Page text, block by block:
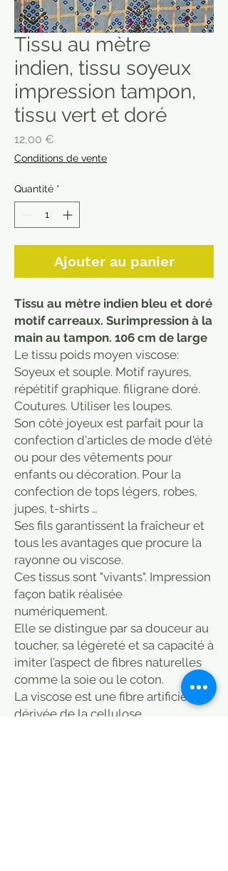
Tissu au mètre
indien, tissu soyeux
impression tampon,
tissu vert et doré
12,00 €
Conditions de vente
Quantité *
Ajouter au panier
Tissu au mètre indien bleu et doré
motif carreaux. Surimpression à la
main au tampon. 106 cm de large
Le tissu poids moyen viscose:
Soyeux et souple. Motif rayures,
répétitif graphique. filigrane doré.
Coutures. Utiliser les loupes.
Son côté joyeux est parfait pour la
confection d'articles de mode d'été
ou pour des vêtements pour
enfants ou décoration. Pour la
confection de tops légers, robes,
jupes, t-shirts …
Ses fils garantissent la fraîcheur et
tous les avantages que procure la
rayonne ou viscose.
Ces tissus sont "vivants". Impression
façon batik réalisée
numériquement.
Elle se distingue par sa douceur au
toucher, sa légèreté et sa capacité à
imiter l’aspect de fibres naturelles
comme la soie ou le coton.
La viscose est une fibre artificielle
dérivée de la cellulose,